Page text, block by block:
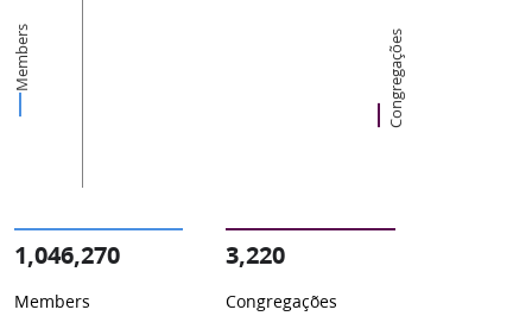
Members Congregações
1,046,270
Members
3,220
Congregações